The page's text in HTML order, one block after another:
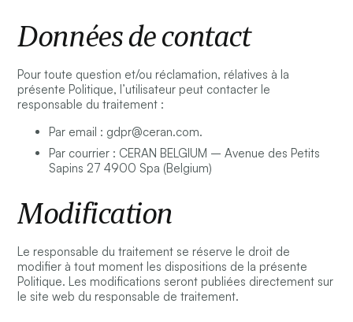
Données de contact
Pour toute question et/ou réclamation, rélatives à la
présente Politique, l’utilisateur peut contacter le
responsable du traitement :
Par email : gdpr@ceran.com.
Par courrier : CERAN BELGIUM – Avenue des Petits
Sapins 27 4900 Spa (Belgium)
Modification
Le responsable du traitement se réserve le droit de
modifier à tout moment les dispositions de la présente
Politique. Les modifications seront publiées directement sur
le site web du responsable de traitement.